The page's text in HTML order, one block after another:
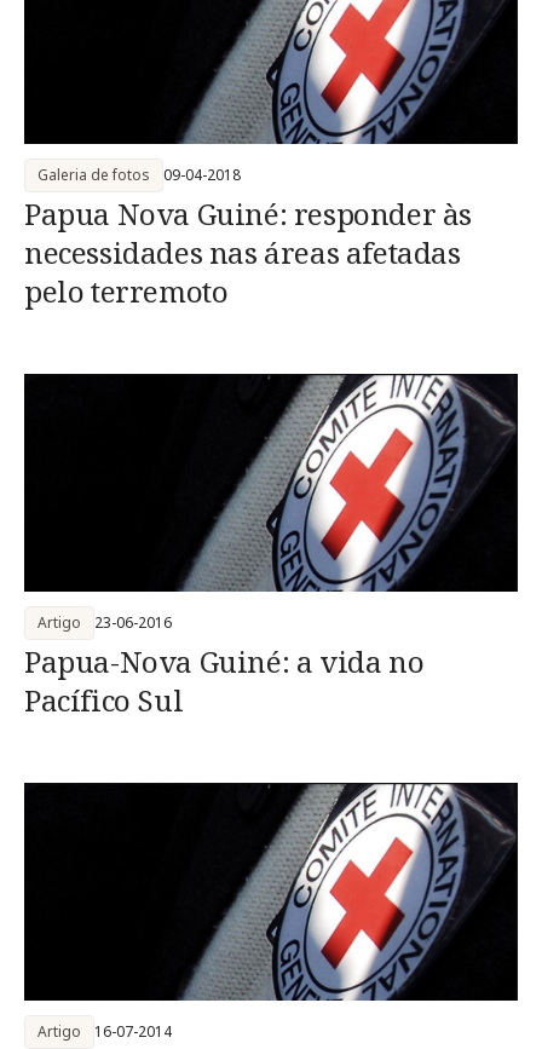
Papua Nova Guiné: responder às
necessidades nas áreas afetadas
pelo terremoto
Galeria de fotos 09-04-2018
Papua-Nova Guiné: a vida no
Pacífico Sul
Artigo 23-06-2016
Artigo 16-07-2014